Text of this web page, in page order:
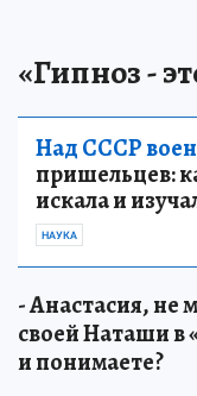
«Гипноз -
Над СССР
пришельцев:
искала и
НАУКА
- Анастасия, не
своей Наташи в
и понимаете?